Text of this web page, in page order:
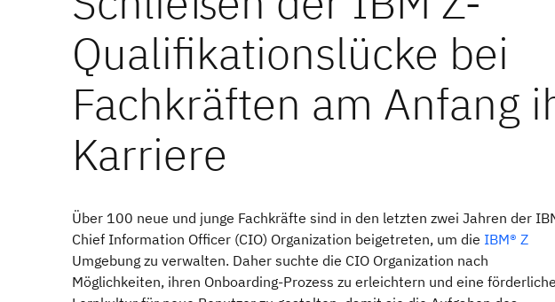
Über 100 neue und junge Fachkräfte sind in den letzten zwei Jahren der
Chief Information Officer (CIO) Organization beigetreten, um die IBM® Z
Umgebung zu verwalten. Daher suchte die CIO Organization nach
Möglichkeiten, ihren Onboarding-Prozess zu erleichtern und eine